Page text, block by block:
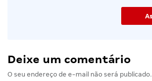
Deixe um comentário
O seu endereço de e-mail não será publicado.